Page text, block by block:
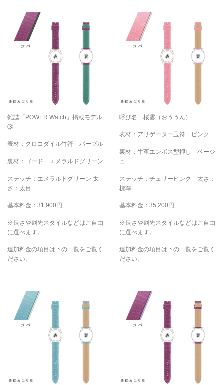
雑誌「POWER Watch」掲載モデル
③
表材：クロコダイル竹符 パープル
裏材：ゴード エメラルドグリーン
ステッチ：エメラルドグリーン 太
さ：太目
基本料金：31,900円
※長さや剣先スタイルなどはご自由
に選べます。
追加料金の項目は下の一覧をご覧く
ださい。
呼び名 桜雲（おううん）
表材：アリゲーター玉符 ピンク
裏材：牛革エンボス型押し ベージ
ュ
ステッチ：チェリーピンク 太さ：
標準
基本料金：35,200円
※長さや剣先スタイルなどはご自由
に選べます。
追加料金の項目は下の一覧をご覧く
ださい。